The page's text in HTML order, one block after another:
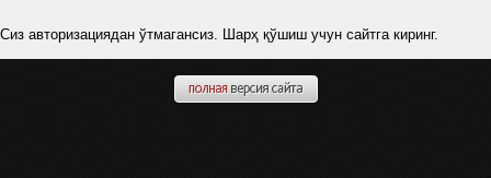
Сиз авторизациядан ўтмагансиз. Шарҳ қўшиш учун сайтга киринг.